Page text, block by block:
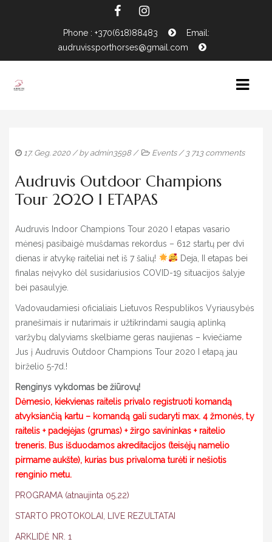
Phone : +370(618)88483
Email:
audruvissporthorses@gmail.com
NEWS
HORSES FOR SALE
EVENTS CALENDAR
CONTACTS
17. Geg. 2020/ by admin3598/ Events/ 3 713 comments
Audruvis Outdoor Champions
Tour 2020 I ETAPAS
Audruvis Indoor Champions Tour 2020 I etapas vasario
mėnesį pasibaigė mušdamas rekordus – 612 startų per dvi
dienas ir atvykę raiteliai net iš 7 šalių!
Deja, II etapas bei
finalas neįvyko dėl susidariusios COVID-19 situacijos šalyje
bei pasaulyje.
Vadovaudamiesi oficialiais Lietuvos Respublikos Vyriausybės
pranešimais ir nutarimais ir užtikrindami saugią aplinką
varžybų dalyviams skelbiame geras naujienas – kviečiame
Jus į Audruvis Outdoor Champions Tour 2020 I etapą jau
birželio 5-7d.!
Renginys vykdomas be žiūrovų!
Dėmesio, kiekvienas raitelis privalo registruoti komandą
atvyksiančią kartu – komandą gali sudaryti max. 4 žmonės, t.y
raitelis + padejėjas (grumas) + žirgo savininkas + raitelio
treneris. Bus išduodamos akreditacijos (teisėjų namelio
pirmame aukšte), kurias bus privaloma turėti ir nešiotis
renginio metu.
PROGRAMA (atnaujinta 05.22)
STARTO PROTOKOLAI, LIVE REZULTATAI
ARKLIDĖ NR. 1